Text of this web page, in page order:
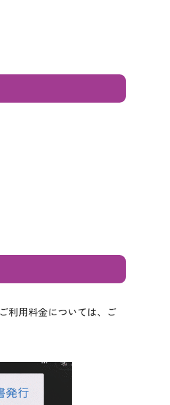
利用料金については、ご